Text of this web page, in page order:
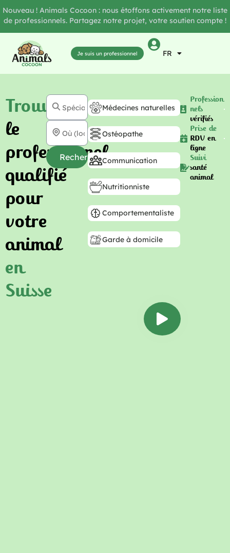
Nouveau ! Animals Cocoon : nous étoffons activement notre liste
de professionnels. Partagez notre projet, votre soutien compte !
Je suis un professionnel FR
Trouvez
le
professionnel
qualifié
pour
votre
animal
en
Suisse
Rechercher
Médecines naturelles
Ostéopathe
Communication
Nutritionniste
Comportementaliste
Garde à domicile
Profession
nels
vérifiés
Prise de
RDV en
ligne
Suivi
santé
animal